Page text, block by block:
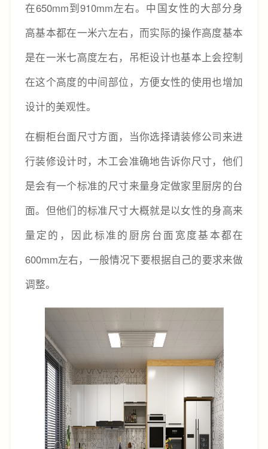
在650mm到910mm左右。中国女性的大部分身
高基本都在一米六左右，而实际的操作高度基本
是在一米七高度左右，吊柜设计也基本上会控制
在这个高度的中间部位，方便女性的使用也增加
设计的美观性。
在橱柜台面尺寸方面，当你选择请装修公司来进
行装修设计时，木工会准确地告诉你尺寸，他们
是会有一个标准的尺寸来量身定做家里厨房的台
面。但他们的标准尺寸大概就是以女性的身高来
量定的，因此标准的厨房台面宽度基本都在
600mm左右，一般情况下要根据自己的要求来做
调整。